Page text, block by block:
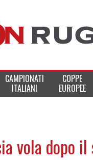
CAMPIONATI
ITALIANI
COPPE
EUROPEE
vola dopo il